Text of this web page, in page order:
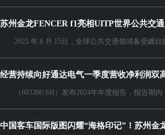
苏州金龙FENCER f1亮相UITP世界公共交
2025 年 6 月 15日，全球公共交通领域备受瞩目
经营持续向好通达电气一季度营收净利润双
（603390.SH）发布2024年年度报告，报告期内
中国客车国际版图闪耀“海格印记”！苏州金